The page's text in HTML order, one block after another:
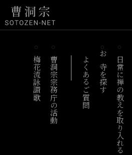
梅花流詠讃歌 曹洞宗宗務庁の活動 よくあるご質問 お寺を探す 日常に禅の教えを取り入れる